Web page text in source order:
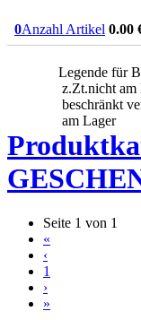
0Anzahl Artikel 0.00
Legende für
z.Zt.nicht am
beschränkt
am Lager
Seite 1 von 1
«
‹
1
›
»